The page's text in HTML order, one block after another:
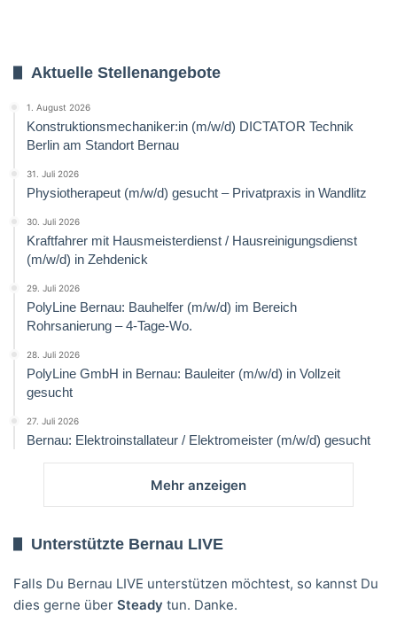
Aktuelle Stellenangebote
1. August 2026
Konstruktionsmechaniker:in (m/w/d) DICTATOR Technik
Berlin am Standort Bernau
31. Juli 2026
Physiotherapeut (m/w/d) gesucht – Privatpraxis in Wandlitz
30. Juli 2026
Kraftfahrer mit Hausmeisterdienst / Hausreinigungsdienst
(m/w/d) in Zehdenick
29. Juli 2026
PolyLine Bernau: Bauhelfer (m/w/d) im Bereich
Rohrsanierung – 4-Tage-Wo.
28. Juli 2026
PolyLine GmbH in Bernau: Bauleiter (m/w/d) in Vollzeit
gesucht
27. Juli 2026
Bernau: Elektroinstallateur / Elektromeister (m/w/d) gesucht
Mehr anzeigen
Unterstützte Bernau LIVE
Falls Du Bernau LIVE unterstützen möchtest, so kannst Du
dies gerne über Steady tun. Danke.